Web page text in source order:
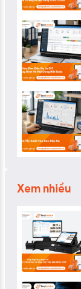
Xem nhiều